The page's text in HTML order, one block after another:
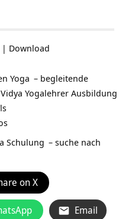
| Download
Yoga – begleitende
Yogalehrer Ausbildung
Schulung – suche nach
on X
Email